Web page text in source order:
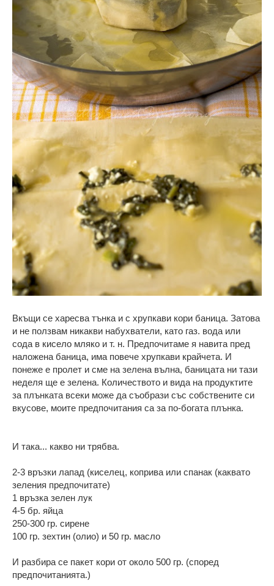
Вкъщи се харесва тънка и с хрупкави кори баница. Затова
и не ползвам никакви набухватели, като газ. вода или
сода в кисело мляко и т. н. Предпочитаме я навита пред
наложена баница, има повече хрупкави крайчета. И
понеже е пролет и сме на зелена вълна, баницата ни тази
неделя ще е зелена. Количеството и вида на продуктите
за плънката всеки може да съобрази със собствените си
вкусове, моите предпочитания са за по-богата плънка.
И така... какво ни трябва.
2-3 връзки лапад (киселец, коприва или спанак (каквато
зеления предпочитате)
1 връзка зелен лук
4-5 бр. яйца
250-300 гр. сирене
100 гр. зехтин (олио) и 50 гр. масло
И разбира се пакет кори от около 500 гр. (според
предпочитанията.)